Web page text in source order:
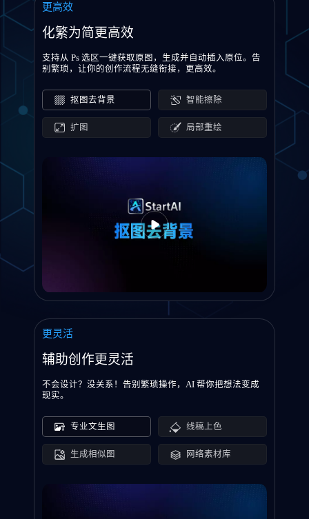
更高效
化繁为简更高效
支持从 Ps 选区一键获取原图，生成并自动插入原位。告
别繁琐，让你的创作流程无缝衔接，更高效。
抠图去背景 智能擦除
扩图 局部重绘
更灵活
辅助创作更灵活
不会设计？没关系！告别繁琐操作，AI 帮你把想法变成
现实。
专业文生图 线稿上色
生成相似图 网络素材库